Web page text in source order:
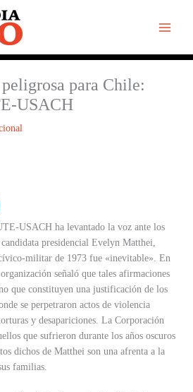
para Chile:
USACH
USACH ha levantado la voz ante los
presidencial Evelyn Matthei,
militar de 1973 fue «inevitable». En
señaló que tales afirmaciones
que constituyen una justificación de los
se perpetraron actos de violencia
y desapariciones. La Corporación
que sufrieron durante los años oscuros
dichos de Matthei son una afrenta a la
familias.